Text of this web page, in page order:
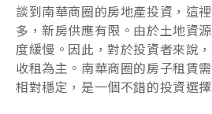
談到南華商圈的房地產投資，這
多，新房供應有限。由於土地資
度緩慢。因此，對於投資者來說
收租為主。南華商圈的房子租賃
相對穩定，是一個不錯的投資選擇